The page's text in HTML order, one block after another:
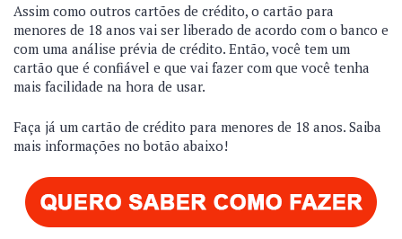
Assim como outros cartões de crédito, o cartão para
menores de 18 anos vai ser liberado de acordo com o banco e
com uma análise prévia de crédito. Então, você tem um
cartão que é confiável e que vai fazer com que você tenha
mais facilidade na hora de usar.
Faça já um cartão de crédito para menores de 18 anos. Saiba
mais informações no botão abaixo!